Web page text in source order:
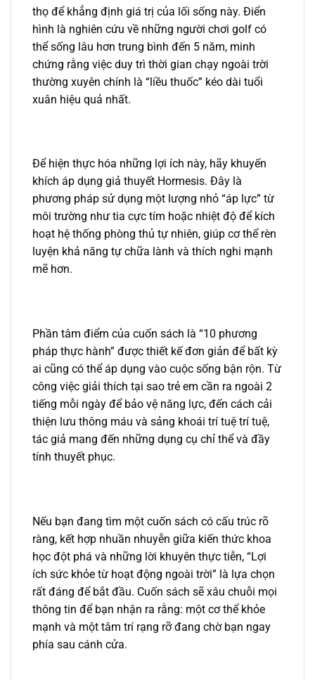
thọ để khẳng định giá trị của lối sống này. Điển
hình là nghiên cứu về những người chơi golf có
thể sống lâu hơn trung bình đến 5 năm, minh
chứng rằng việc duy trì thời gian chạy ngoài trời
thường xuyên chính là “liều thuốc” kéo dài tuổi
xuân hiệu quả nhất.
Để hiện thực hóa những lợi ích này, hãy khuyến
khích áp dụng giả thuyết Hormesis. Đây là
phương pháp sử dụng một lượng nhỏ “áp lực” từ
môi trường như tia cực tím hoặc nhiệt độ để kích
hoạt hệ thống phòng thủ tự nhiên, giúp cơ thể rèn
luyện khả năng tự chữa lành và thích nghi mạnh
mẽ hơn.
Phần tâm điểm của cuốn sách là “10 phương
pháp thực hành” được thiết kế đơn giản để bất kỳ
ai cũng có thể áp dụng vào cuộc sống bận rộn. Từ
công việc giải thích tại sao trẻ em cần ra ngoài 2
tiếng mỗi ngày để bảo vệ năng lực, đến cách cải
thiện lưu thông máu và sảng khoái trí tuệ trí tuệ,
tác giả mang đến những dụng cụ chỉ thể và đầy
tính thuyết phục.
Nếu bạn đang tìm một cuốn sách có cấu trúc rõ
ràng, kết hợp nhuần nhuyễn giữa kiến ​​thức khoa
học đột phá và những lời khuyên thực tiễn, “Lợi
ích sức khỏe từ hoạt động ngoài trời” là lựa chọn
rất đáng để bắt đầu. Cuốn sách sẽ xâu chuỗi mọi
thông tin để bạn nhận ra rằng: một cơ thể khỏe
mạnh và một tâm trí rạng rỡ đang chờ bạn ngay
phía sau cánh cửa.